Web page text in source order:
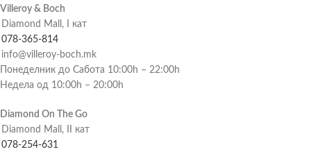
Villeroy & Boch
Diamond Mall, I кат
078-365-814
info@villeroy-boch.mk
Понеделник до Сабота 10:00h – 22:00h
Недела од 10:00h – 20:00h
Diamond On The Go
Diamond Mall, II кат
078-254-631